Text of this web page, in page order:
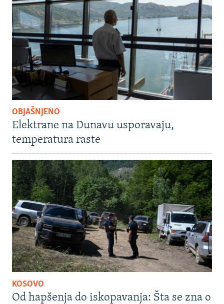
OBJAŠNJENO
Elektrane na Dunavu usporavaju,
temperatura raste
KOSOVO
Od hapšenja do iskopavanja: Šta se zna o